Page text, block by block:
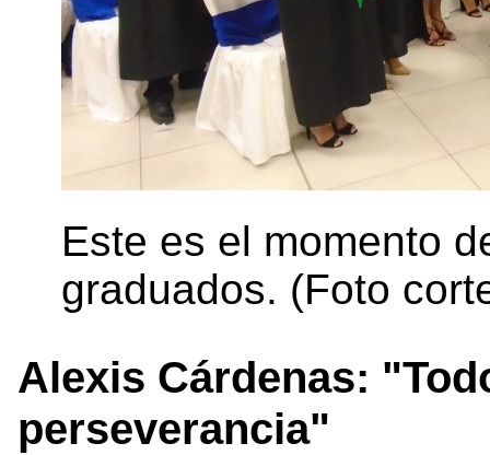
Este es el momento
graduados. (Foto
Alexis Cárdenas:
perseverancia"